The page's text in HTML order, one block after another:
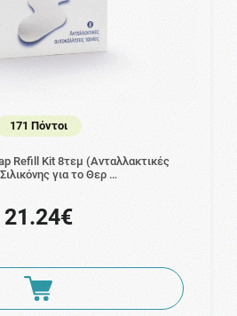
171 Πόντοι
Refill Kit 8τεμ (Ανταλλακτικές
για το Θερ …
21.24€